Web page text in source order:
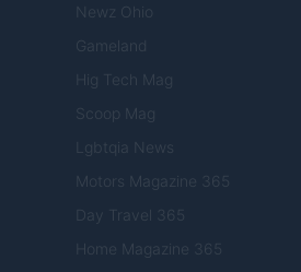
Newz Ohio
Gameland
Hig Tech Mag
Scoop Mag
Lgbtqia News
Motors Magazine 365
Day Travel 365
Home Magazine 365